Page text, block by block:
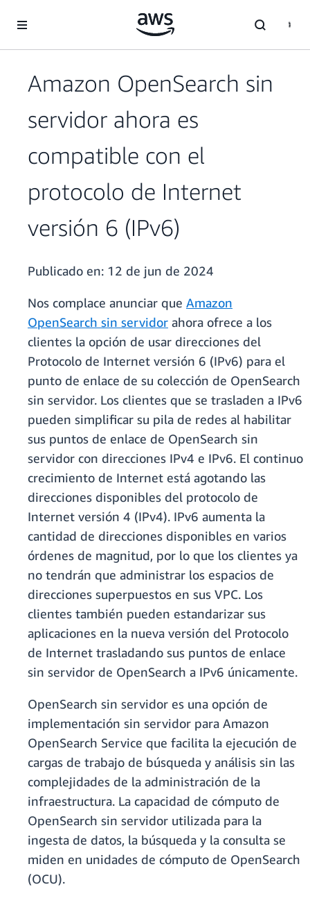
Amazon OpenSearch sin
servidor ahora es
compatible con el
protocolo de Internet
versión 6 (IPv6)
Publicado en: 12 de jun de 2024
Nos complace anunciar que Amazon
OpenSearch sin servidor ahora ofrece a los
clientes la opción de usar direcciones del
Protocolo de Internet versión 6 (IPv6) para el
punto de enlace de su colección de OpenSearch
sin servidor. Los clientes que se trasladen a IPv6
pueden simplificar su pila de redes al habilitar
sus puntos de enlace de OpenSearch sin
servidor con direcciones IPv4 e IPv6. El continuo
crecimiento de Internet está agotando las
direcciones disponibles del protocolo de
Internet versión 4 (IPv4). IPv6 aumenta la
cantidad de direcciones disponibles en varios
órdenes de magnitud, por lo que los clientes ya
no tendrán que administrar los espacios de
direcciones superpuestos en sus VPC. Los
clientes también pueden estandarizar sus
aplicaciones en la nueva versión del Protocolo
de Internet trasladando sus puntos de enlace
sin servidor de OpenSearch a IPv6 únicamente.
OpenSearch sin servidor es una opción de
implementación sin servidor para Amazon
OpenSearch Service que facilita la ejecución de
cargas de trabajo de búsqueda y análisis sin las
complejidades de la administración de la
infraestructura. La capacidad de cómputo de
OpenSearch sin servidor utilizada para la
ingesta de datos, la búsqueda y la consulta se
miden en unidades de cómputo de OpenSearch
(OCU).